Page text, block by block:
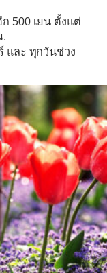
500 เยน ตั้งแต่
.
และ ทุกวันช่วง